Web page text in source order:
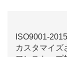
ISO9001-
カスタマイズ